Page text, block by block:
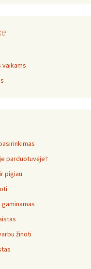
vaikams
parduotuvėje?
pigiau
žinoti